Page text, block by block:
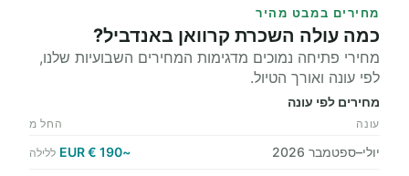
מחירים במבט מהיר
כמה עולה השכרת קרוואן באנדביל?
מחירי פתיחה נמוכים מדגימות המחירים השבועיות שלנו,
לפי עונה ואורך הטיול.
מחירים לפי עונה
עונה החל מ
יולי–ספטמבר 2026 ~190 € EUR ללילה